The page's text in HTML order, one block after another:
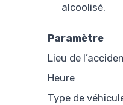
alcoolisé.
Paramètre
Lieu de
Heure
Type de